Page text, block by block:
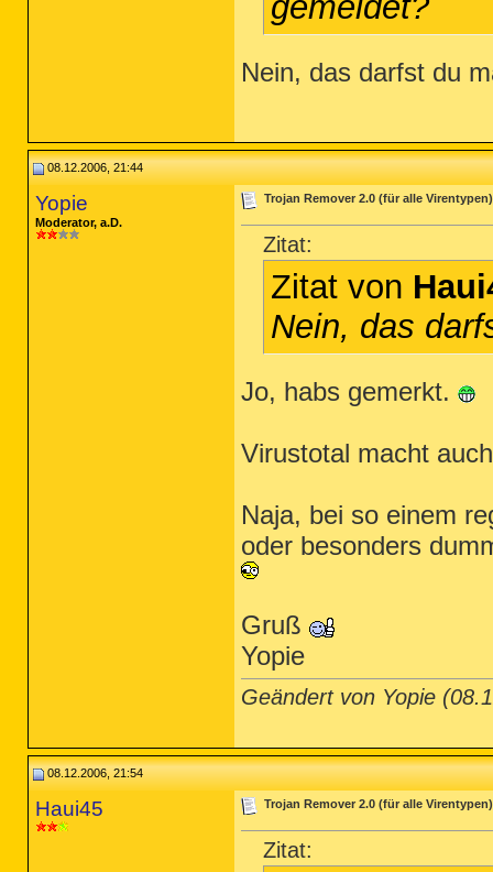
Nein, das darfst du
08.12.2006, 21:44
Yopie
Moderator, a.D.
Trojan Remover 2.0 (für alle Virentypen)
Zitat:
Zitat von
Nein, das
Jo, habs gemerkt.
Virustotal macht
Naja, bei so einem
oder besonders
Gruß
Yopie
Geändert von Yopie
08.12.2006, 21:54
Haui45 Trojan Remover 2.0 (für alle Virentypen)
Zitat: